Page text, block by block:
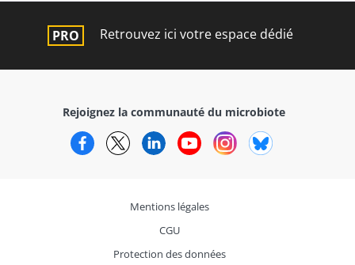
Retrouvez ici votre espace dédié
Rejoignez la communauté du microbiote
FacebookTwitterLinkedInYouTubeInstagram
Mentions légales
CGU
Protection des données